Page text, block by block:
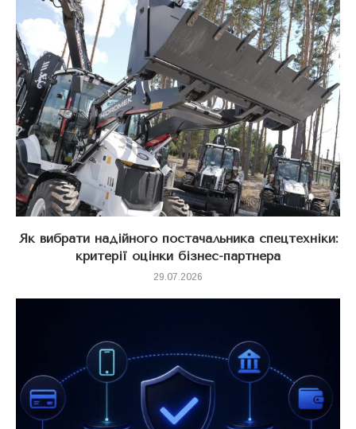
Як вибрати надійного постачальника спецтехніки:
критерії оцінки бізнес-партнера
29.07.2026